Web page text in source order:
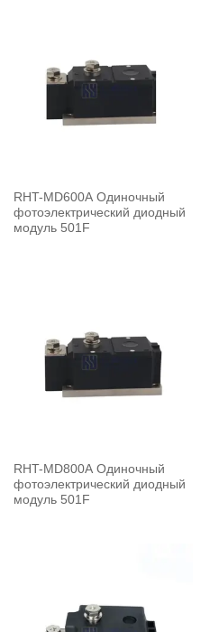
RHT-MD600A Одиночный
фотоэлектрический диодный
модуль 501F
RHT-MD800A Одиночный
фотоэлектрический диодный
модуль 501F